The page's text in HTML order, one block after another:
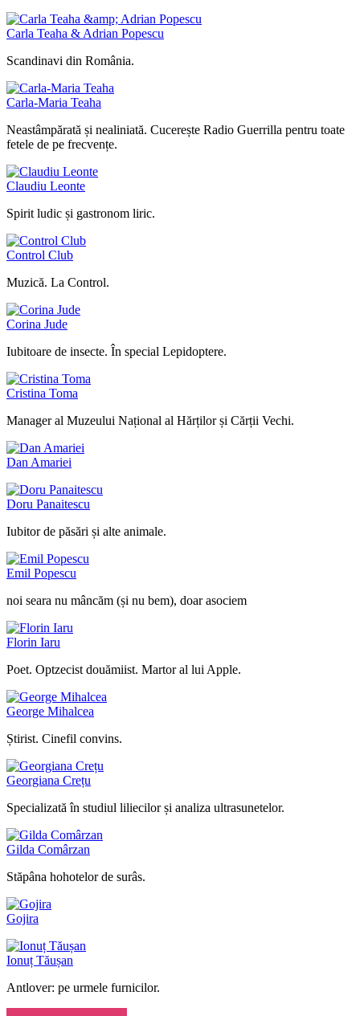
Carla Teaha & Adrian Popescu
Scandinavi din România.
Carla-Maria Teaha
Neastâmpărată și nealiniată. Cucerește Radio Guerrilla pentru toate
fetele de pe frecvențe.
Claudiu Leonte
Spirit ludic și gastronom liric.
Control Club
Muzică. La Control.
Corina Jude
Iubitoare de insecte. În special Lepidoptere.
Cristina Toma
Manager al Muzeului Național al Hărților și Cărții Vechi.
Dan Amariei
Doru Panaitescu
Iubitor de păsări și alte animale.
Emil Popescu
noi seara nu mâncăm (și nu bem), doar asociem
Florin Iaru
Poet. Optzecist douămiist. Martor al lui Apple.
George Mihalcea
Știrist. Cinefil convins.
Georgiana Crețu
Specializată în studiul liliecilor și analiza ultrasunetelor.
Gilda Comârzan
Stăpâna hohotelor de surâs.
Gojira
Ionuț Tăușan
Antlover: pe urmele furnicilor.